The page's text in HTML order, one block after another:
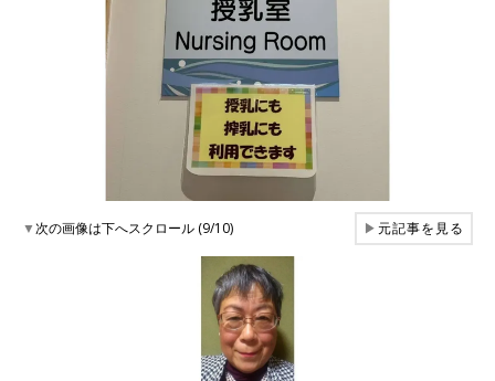
▼次の画像は下へスクロール (9/10) ▶元記事を見る